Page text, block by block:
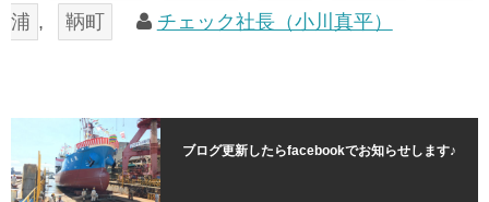
浦 , 鞆町 チェック社長（小川真平）
ブログ更新したらfacebookでお知らせします♪